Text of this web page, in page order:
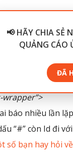
hơn, làm
ra thành các
wrapper”>
báo nhiều lần
“#” còn Id đi
số bạn hay hỏi
📢 HÃY CHIA SẺ
QUẢNG CÁO
ĐÃ